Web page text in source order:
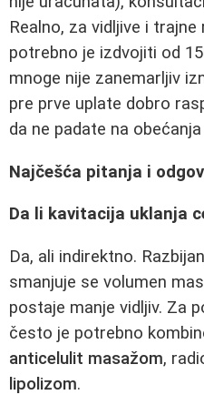
Realno, za vidljive i
potrebno je izdvojiti od
mnoge nije zanemarljiv
pre prve uplate dobro
da ne padate na
Najčešća pitanja i
Da li kavitacija uklanja
Da, ali indirektno.
smanjuje se volumen
postaje manje vidljiv. Za
često je potrebno
anticelulit masažom,
lipolizom.